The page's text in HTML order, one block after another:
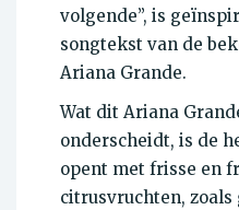
volgende”, is
songtekst van de
Ariana Grande.
Wat dit Ariana
onderscheidt, is de
opent met frisse en
citrusvruchten,